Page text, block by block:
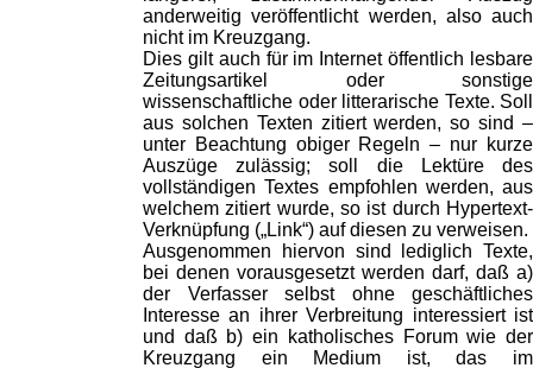
anderweitig veröffentlicht werden, also auch
nicht im Kreuzgang.
Dies gilt auch für im Internet öffentlich lesbare
Zeitungsartikel oder sonstige
wissenschaftliche oder litterarische Texte. Soll
aus solchen Texten zitiert werden, so sind –
unter Beachtung obiger Regeln – nur kurze
Auszüge zulässig; soll die Lektüre des
vollständigen Textes empfohlen werden, aus
welchem zitiert wurde, so ist durch Hypertext-
Verknüpfung („Link“) auf diesen zu verweisen.
Ausgenommen hiervon sind lediglich Texte,
bei denen vorausgesetzt werden darf, daß a)
der Verfasser selbst ohne geschäftliches
Interesse an ihrer Verbreitung interessiert ist
und daß b) ein katholisches Forum wie der
Kreuzgang ein Medium ist, das im